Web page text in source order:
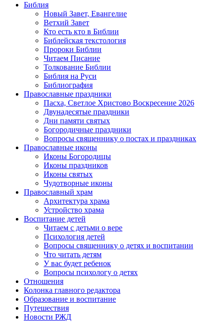
Библия
Новый Завет, Евангелие
Ветхий Завет
Кто есть кто в Библии
Библейская текстология
Пророки Библии
Читаем Писание
Толкование Библии
Библия на Руси
Библиография
Православные праздники
Пасха, Светлое Христово Воскресение 2026
Двунадесятые праздники
Дни памяти святых
Богородичные праздники
Вопросы священнику о постах и праздниках
Православные иконы
Иконы Богородицы
Иконы праздников
Иконы святых
Чудотворные иконы
Православный храм
Архитектура храма
Устройство храма
Воспитание детей
Читаем с детьми о вере
Психология детей
Вопросы священнику о детях и воспитании
Что читать детям
У вас будет ребенок
Вопросы психологу о детях
Отношения
Колонка главного редактора
Образование и воспитание
Путешествия
Новости РЖД